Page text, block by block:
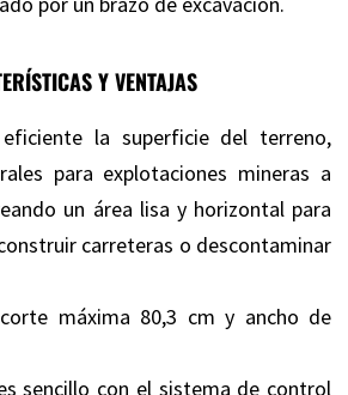
Y VENTAJAS
la superficie del terreno,
para explotaciones mineras a
un área lisa y horizontal para
carreteras o descontaminar
máxima 80,3 cm y ancho de
sencillo con el sistema de control